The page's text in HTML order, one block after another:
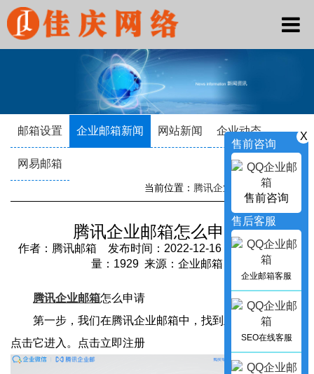
邮箱设置 企业邮箱新闻 网站新闻 企业动态
网易邮箱
当前位置： 腾讯企业邮箱 ->新闻资讯
腾讯企业邮箱怎么申请
作者：腾讯邮箱 发布时间：2022-12-16 16:52:16 访问
量：1929 来源：企业邮箱
腾讯企业邮箱怎么申请
第一步，我们在腾讯企业邮箱中，找到立即注册按钮，
点击它进入。点击立即注册
X
售前咨询
售前咨询
售后客服
企业邮箱客服
SEO在线客服